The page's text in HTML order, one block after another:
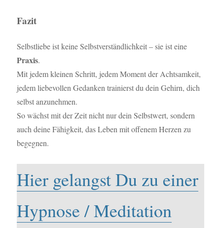
Fazit
Selbstliebe ist keine Selbstverständlichkeit – sie ist eine
Praxis.
Mit jedem kleinen Schritt, jedem Moment der Achtsamkeit,
jedem liebevollen Gedanken trainierst du dein Gehirn, dich
selbst anzunehmen.
So wächst mit der Zeit nicht nur dein Selbstwert, sondern
auch deine Fähigkeit, das Leben mit offenem Herzen zu
begegnen.
Hier gelangst Du zu einer
Hypnose / Meditation